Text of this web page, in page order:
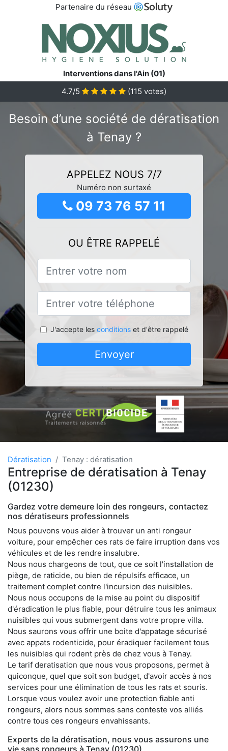
Partenaire du réseau
Interventions dans l'Ain (01)
4.7/5
(115 votes)
Besoin d’une société de dératisation
à Tenay ?
APPELEZ NOUS 7/7
Numéro non surtaxé
09 73 76 57 11
OU ÊTRE RAPPELÉ
J'accepte les conditionset d'être rappelé
Envoyer
Dératisation Tenay : dératisation
Entreprise de dératisation à Tenay
(01230)
Gardez votre demeure loin des rongeurs, contactez
nos dératiseurs professionnels
Nous pouvons vous aider à trouver un anti rongeur
voiture, pour empêcher ces rats de faire irruption dans vos
véhicules et de les rendre insalubre.
Nous nous chargeons de tout, que ce soit l'installation de
piège, de raticide, ou bien de répulsifs efficace, un
traitement complet contre l'incursion des nuisibles.
Nous nous occupons de la mise au point du dispositif
d'éradication le plus fiable, pour détruire tous les animaux
nuisibles qui vous submergent dans votre propre villa.
Nous saurons vous offrir une boite d'appatage sécurisé
avec appats rodenticide, pour éradiquer facilement tous
les nuisibles qui rodent près de chez vous à Tenay.
Le tarif deratisation que nous vous proposons, permet à
quiconque, quel que soit son budget, d'avoir accès à nos
services pour une élimination de tous les rats et souris.
Lorsque vous voulez avoir une protection fiable anti
rongeurs, alors nous sommes sans conteste vos alliés
contre tous ces rongeurs envahissants.
Experts de la dératisation, nous vous assurons une
vie sans rongeurs à Tenay (01230)